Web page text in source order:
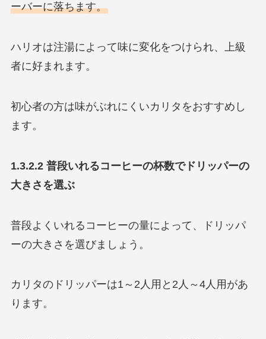
ーバーに落ちます。
ハリオは注湯によって味に変化をつけられ、上級
者に好まれます。
初心者の方は味がぶれにくいカリタをおすすめし
ます。
1.3.2.2 普段いれるコーヒーの杯数でドリッパーの
大きさを選ぶ
普段よくいれるコーヒーの量によって、ドリッパ
ーの大きさを選びましょう。
カリタのドリッパーは1～2人用と2人～4人用があ
ります。